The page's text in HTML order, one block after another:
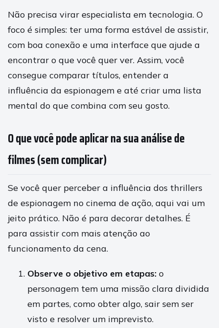
Não precisa virar especialista em tecnologia. O
foco é simples: ter uma forma estável de assistir,
com boa conexão e uma interface que ajude a
encontrar o que você quer ver. Assim, você
consegue comparar títulos, entender a
influência da espionagem e até criar uma lista
mental do que combina com seu gosto.
O que você pode aplicar na sua análise de
filmes (sem complicar)
Se você quer perceber a influência dos thrillers
de espionagem no cinema de ação, aqui vai um
jeito prático. Não é para decorar detalhes. É
para assistir com mais atenção ao
funcionamento da cena.
Observe o objetivo em etapas: o
personagem tem uma missão clara dividida
em partes, como obter algo, sair sem ser
visto e resolver um imprevisto.